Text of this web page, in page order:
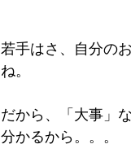
若手はさ、自分の
ね。
だから、「大事」
分かるから。。。